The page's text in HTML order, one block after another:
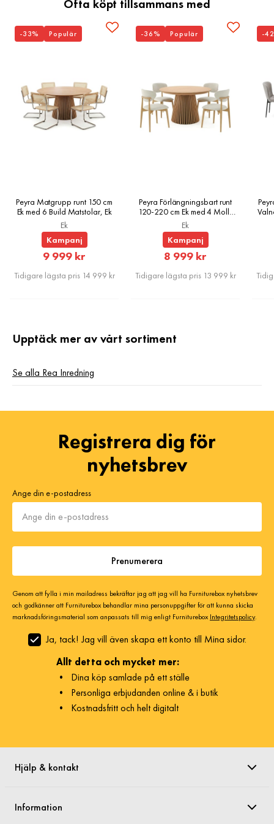
Ofta köpt tillsammans med
Peyra Matgrupp runt 150 cm
Ek med 6 Build Matstolar, Ek
Ek
Kampanj
Rabatterat
Pris
9 999 kr
Tidigare lägsta pris 14 999 kr
-33% Populär
Peyra Förlängningsbart runt
120-220 cm Ek med 4 Molly
Matstolar, Ek
Ek
Kampanj
Rabatterat
Pris
8 999 kr
Tidigare lägsta pris 13 999 kr
-36% Populär -
Upptäck mer av vårt sortiment
Se alla Rea Inredning
Registrera dig för
nyhetsbrev
Ange din e-postadress
Prenumerera
Genom att fylla i min mailadress bekräftar jag att jag vill ha Furniturebox nyhetsbrev
och godkänner att Furniturebox behandlar mina personuppgifter för att kunna skicka
marknadsföringsmaterial som anpassats till mig enligt Furniturebox Integritetspolicy.
Ja, tack! Jag vill även skapa ett konto till Mina sidor.
Allt detta och mycket mer:
• Dina köp samlade på ett ställe
• Personliga erbjudanden online & i butik
• Kostnadsfritt och helt digitalt
Hjälp & kontakt
Information